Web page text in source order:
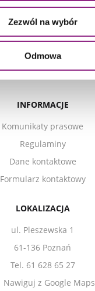
Zezwól na wybór
Odmowa
Kariera
UDOGODNIENIA
Punkty info
INFORMACJE
Komunikaty prasowe
Regulaminy
Dane kontaktowe
Formularz kontaktowy
LOKALIZACJA
ul. Pleszewska 1
61-136 Poznań
Tel. 61 628 65 27
Nawiguj z Google Maps